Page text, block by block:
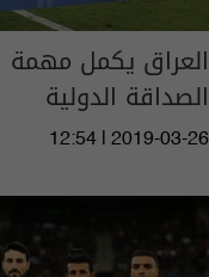
العراق يكمل مهمة
الصداقة الدولية
12:54 | 2019-03-26